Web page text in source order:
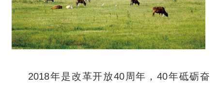
2018年是改革开放40周年，40年砥砺奋